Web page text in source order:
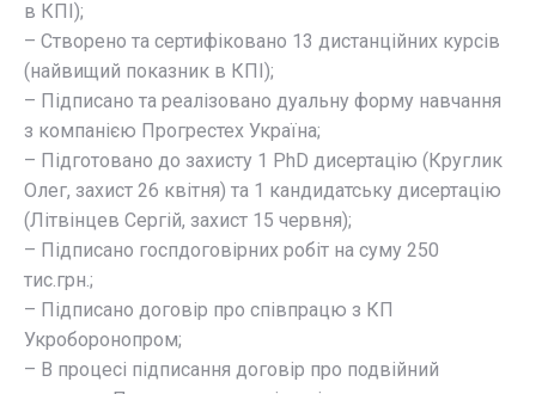
в КПІ);
– Створено та сертифіковано 13 дистанційних курсів
(найвищий показник в КПІ);
– Підписано та реалізовано дуальну форму навчання
з компанією Прогрестех Україна;
– Підготовано до захисту 1 PhD дисертацію (Круглик
Олег, захист 26 квітня) та 1 кандидатську дисертацію
(Літвінцев Сергій, захист 15 червня);
– Підписано госпдоговірних робіт на суму 250
тис.грн.;
– Підписано договір про співпрацю з КП
Укроборонопром;
– В процесі підписання договір про подвійний